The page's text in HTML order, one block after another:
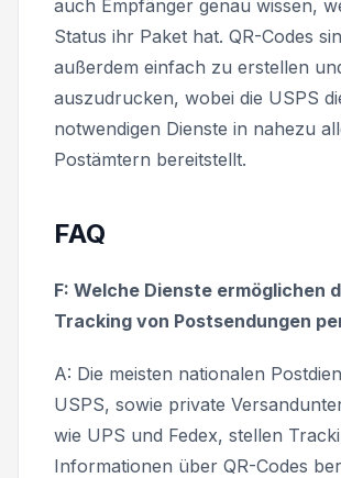
auch Empfänger genau wissen,
Status ihr Paket hat. QR-Codes
außerdem einfach zu erstellen
auszudrucken, wobei die USPS
notwendigen Dienste in nahezu
Postämtern bereitstellt.
FAQ
F: Welche Dienste ermöglichen
Tracking von Postsendungen
A: Die meisten nationalen
USPS, sowie private
wie UPS und Fedex, stellen
Informationen über QR-Codes